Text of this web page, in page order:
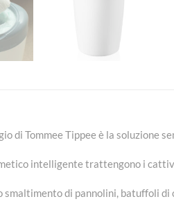
di Tommee Tippee è la soluzione
intelligente trattengono i
di pannolini, batuffoli